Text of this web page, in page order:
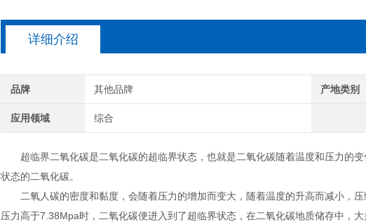
详细介绍
品牌 其他品牌 产地类别
应用领域 综合
超临界二氧化碳是二氧化碳的超临界状态，也就是二氧化碳随着温度和压力的变
状态的二氧化碳。
二氧人碳的密度和黏度，会随着压力的增加而变大，随着温度的升高而减小，压
压力高于7.38Mpa时，二氧化碳便进入到了超临界状态，在二氧化碳地质储存中，